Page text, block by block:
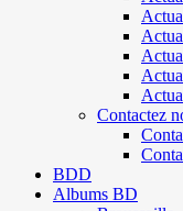
Contactez
BDD
Albums BD